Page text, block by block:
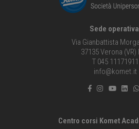
Sede
Via Gianbattista
37135 Verona (VR)
T 045 11171911
info@komet.it
Centro corsi Komet